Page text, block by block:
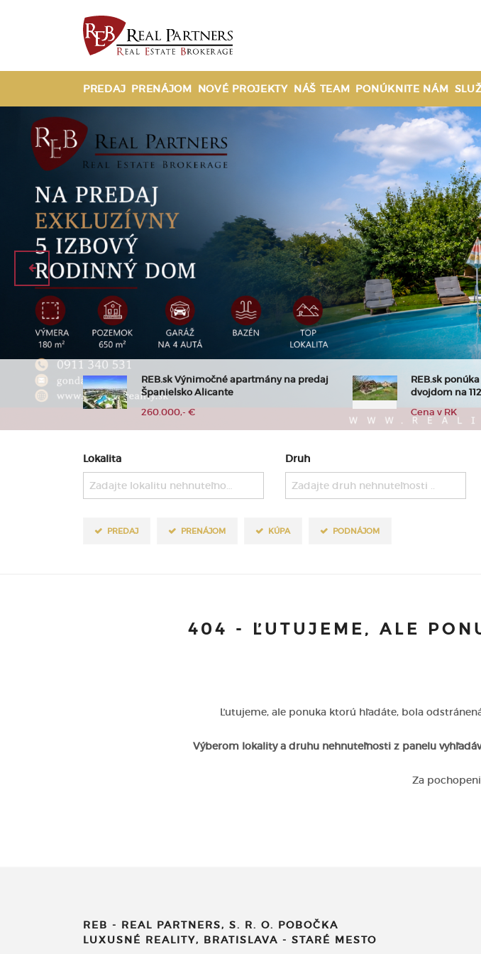
PREDAJ PRENÁJOM NOVÉ PROJEKTY NÁŠ TEAM PONÚKNITE NÁM
REB.sk Výnimočné apartmány na predaj
Španielsko Alicante
260.000,- €
REB.sk
dvojdom na
Cena v RK
Lokalita
Zadajte lokalitu nehnuteľnosti ..
Druh
Zadajte druh nehnuteľnosti ..
PREDAJ PRENÁJOM KÚPA PODNÁJOM
404 - ĽUTUJEME, ALE
Ľutujeme, ale ponuka ktorú hľadáte, bola
Výberom lokality a druhu nehnuteľnosti z panelu
Za
REB - REAL PARTNERS, S. R. O. POBOČKA
LUXUSNÉ REALITY, BRATISLAVA - STARÉ MESTO